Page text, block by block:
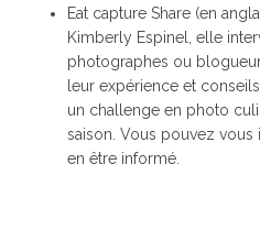
Eat capture Share (en
Kimberly Espinel, elle
photographes ou
leur expérience et
un challenge en photo
saison. Vous pouvez
en être informé.